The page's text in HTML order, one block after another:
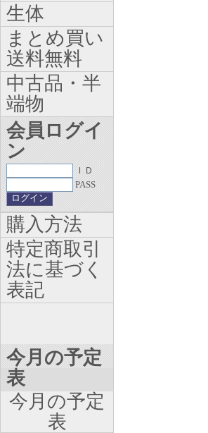
生体
まとめ買い
送料無料
中古品・半
端物
会員ログイ
ン
ＩＤ
PASS
購入方法
特定商取引
法に基づく
表記
今月の予定
表
今月の予定
表